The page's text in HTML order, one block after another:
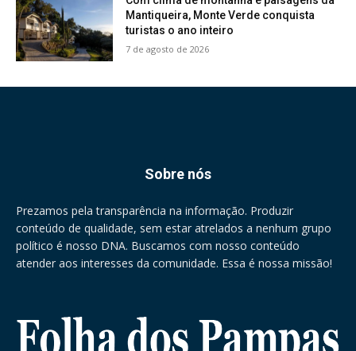
Mantiqueira, Monte Verde conquista
turistas o ano inteiro
7 de agosto de 2026
Sobre nós
Prezamos pela transparência na informação. Produzir
conteúdo de qualidade, sem estar atrelados a nenhum grupo
político é nosso DNA. Buscamos com nosso conteúdo
atender aos interesses da comunidade. Essa é nossa missão!